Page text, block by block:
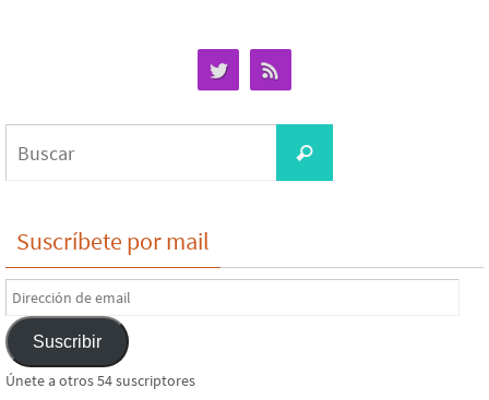
Buscar
Suscríbete por mail
Dirección
de
emailSuscribir
Únete a otros 54 suscriptores